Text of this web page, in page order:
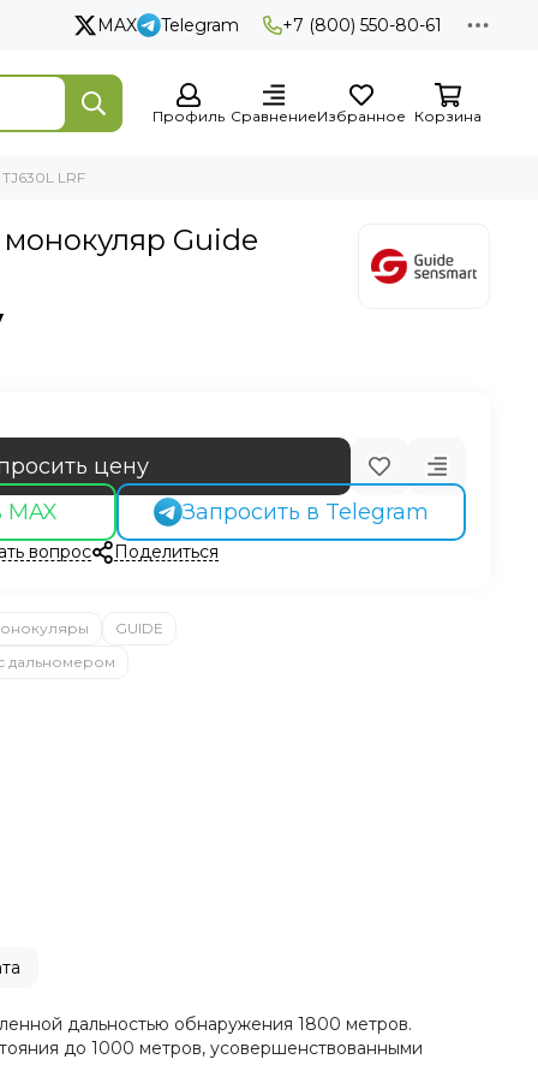
MAX Telegram +7 (800) 550-80-61
Профиль СравнениеИзбранное Корзина
LRF
Guide
цену
MAX
Запросить в Telegram
вопрос Поделиться
GUIDE
дальномером
дальностью обнаружения 1800 метров.
до 1000 метров, усовершенствованными